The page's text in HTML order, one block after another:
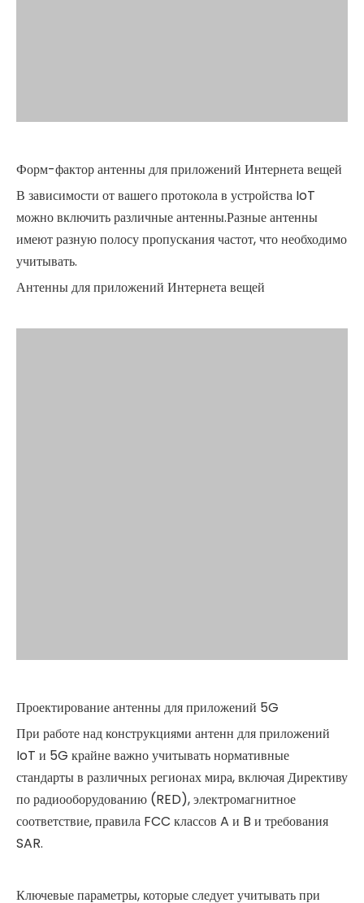
Форм-фактор антенны для приложений Интернета вещей
В зависимости от вашего протокола в устройства IoT
можно включить различные антенны.Разные антенны
имеют разную полосу пропускания частот, что необходимо
учитывать.
Антенны для приложений Интернета вещей
Проектирование антенны для приложений 5G
При работе над конструкциями антенн для приложений
IoT и 5G крайне важно учитывать нормативные
стандарты в различных регионах мира, включая Директиву
по радиооборудованию (RED), электромагнитное
соответствие, правила FCC классов A и B и требования
SAR.
Ключевые параметры, которые следует учитывать при